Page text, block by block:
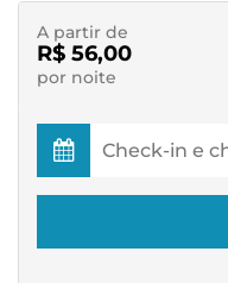
A partir de
R$ 56,00
por noite